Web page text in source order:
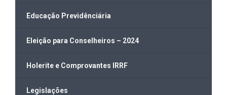
Educação Previdênciária
Eleição para Conselheiros – 2024
Holerite e Comprovantes IRRF
Legislações